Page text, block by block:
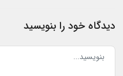
دیدگاه خود را بنویسید